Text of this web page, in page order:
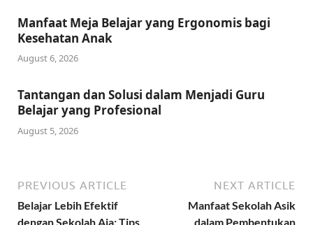
Manfaat Meja Belajar yang Ergonomis bagi
Kesehatan Anak
August 6, 2026
Tantangan dan Solusi dalam Menjadi Guru
Belajar yang Profesional
August 5, 2026
PREVIOUS ARTICLE
Belajar Lebih Efektif
dengan Sekolah Aja: Tips
NEXT ARTICLE
Manfaat Sekolah Asik
dalam Pembentukan